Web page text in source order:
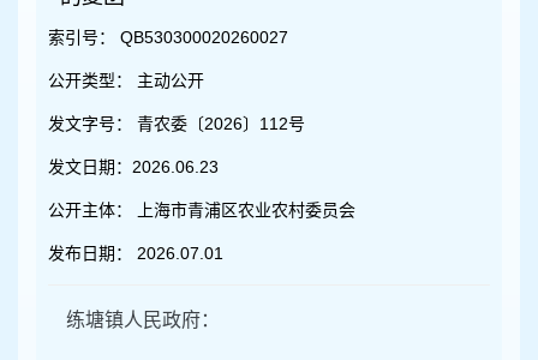
索引号： QB530300020260027
公开类型： 主动公开
发文字号： 青农委〔2026〕112号
发文日期： 2026.06.23
公开主体： 上海市青浦区农业农村委员会
发布日期： 2026.07.01
练塘镇人民政府：